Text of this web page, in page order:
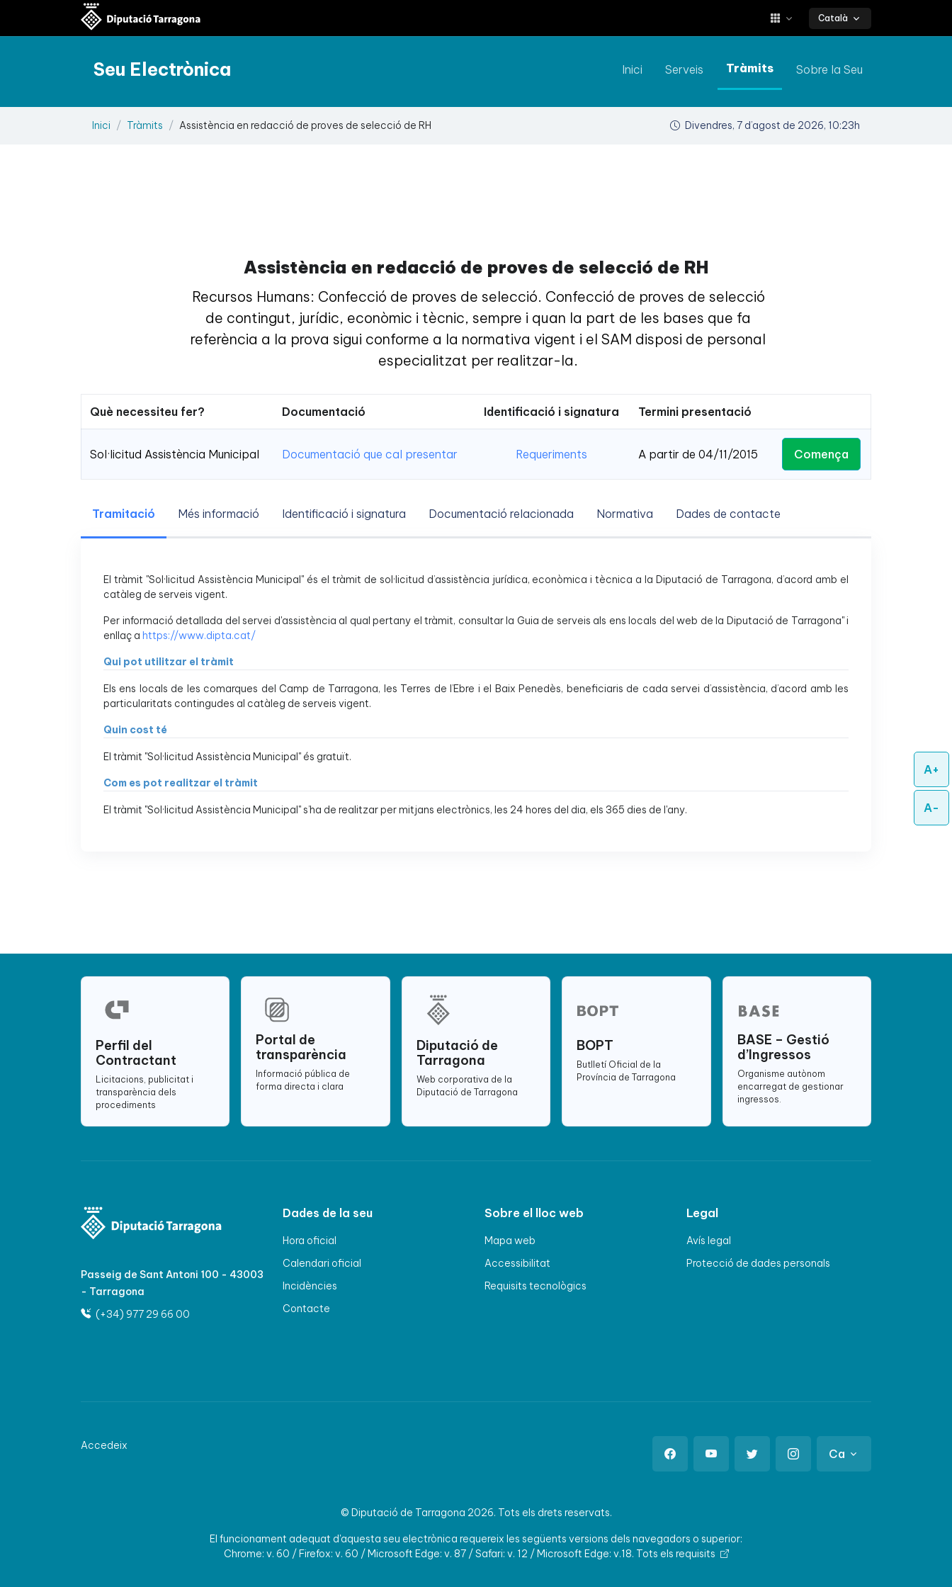
A+
A-
Català
Seu Electrònica Inici Serveis Tràmits Sobre la Seu
Inici Tràmits Assistència en redacció de proves de selecció de RH Divendres, 7 d’agost de 2026, 10:23h
Assistència en redacció de proves de selecció de RH
Recursos Humans: Confecció de proves de selecció. Confecció de proves de selecció
de contingut, jurídic, econòmic i tècnic, sempre i quan la part de les bases que fa
referència a la prova sigui conforme a la normativa vigent i el SAM disposi de personal
especialitzat per realitzar-la.
Què necessiteu fer? Documentació Identificació i signatura Termini presentació
Sol·licitud Assistència Municipal Documentació que cal presentar Requeriments A partir de 04/11/2015 Comença
Tramitació Més informació Identificació i signatura Documentació relacionada Normativa Dades de contacte
El tràmit "Sol·licitud Assistència Municipal" és el tràmit de sol·licitud d’assistència jurídica, econòmica i tècnica a la Diputació de Tarragona, d’acord amb el
catàleg de serveis vigent.
Per informació detallada del servei d'assistència al qual pertany el tràmit, consultar la Guia de serveis als ens locals del web de la Diputació de Tarragona" i
enllaç a https://www.dipta.cat/
Qui pot utilitzar el tràmit
Els ens locals de les comarques del Camp de Tarragona, les Terres de l’Ebre i el Baix Penedès, beneficiaris de cada servei d’assistència, d’acord amb les
particularitats contingudes al catàleg de serveis vigent.
Quin cost té
El tràmit "Sol·licitud Assistència Municipal" és gratuït.
Com es pot realitzar el tràmit
El tràmit "Sol·licitud Assistència Municipal" s’ha de realitzar per mitjans electrònics, les 24 hores del dia, els 365 dies de l'any.
Perfil del
Contractant
Licitacions, publicitat i
transparència dels
procediments
Portal de
transparència
Informació pública de
forma directa i clara
Diputació de
Tarragona
Web corporativa de la
Diputació de Tarragona
BOPT
Butlletí Oficial de la
Província de Tarragona
BASE – Gestió
d’Ingressos
Organisme autònom
encarregat de gestionar
ingressos.
Passeig de Sant Antoni 100 - 43003
- Tarragona
(+34) 977 29 66 00
Dades de la seu
Hora oficial
Calendari oficial
Incidències
Contacte
Sobre el lloc web
Mapa web
Accessibilitat
Requisits tecnològics
Legal
Avís legal
Protecció de dades personals
Accedeix
Ca
© Diputació de Tarragona 2026. Tots els drets reservats.
El funcionament adequat d'aquesta seu electrònica requereix les següents versions dels navegadors o superior:
Chrome: v. 60 / Firefox: v. 60 / Microsoft Edge: v. 87 / Safari: v. 12 / Microsoft Edge: v.18. Tots els requisits